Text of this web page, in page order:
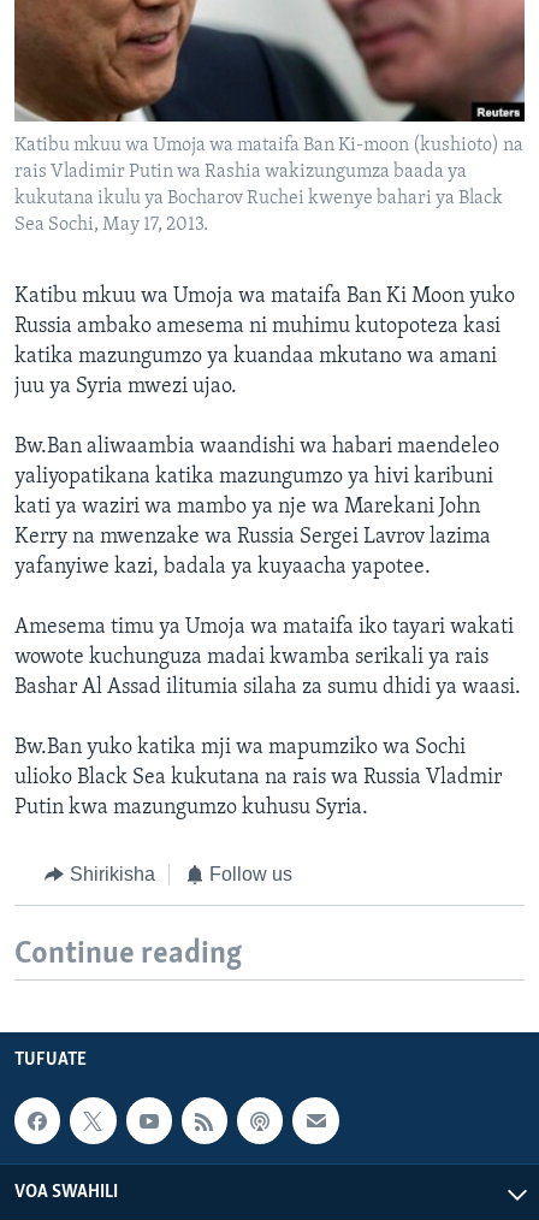
Katibu mkuu wa Umoja wa mataifa Ban Ki-moon (kushioto) na
rais Vladimir Putin wa Rashia wakizungumza baada ya
kukutana ikulu ya Bocharov Ruchei kwenye bahari ya Black
Sea Sochi, May 17, 2013.
Katibu mkuu wa Umoja wa mataifa Ban Ki Moon yuko
Russia ambako amesema ni muhimu kutopoteza kasi
katika mazungumzo ya kuandaa mkutano wa amani
juu ya Syria mwezi ujao.
Bw.Ban aliwaambia waandishi wa habari maendeleo
yaliyopatikana katika mazungumzo ya hivi karibuni
kati ya waziri wa mambo ya nje wa Marekani John
Kerry na mwenzake wa Russia Sergei Lavrov lazima
yafanyiwe kazi, badala ya kuyaacha yapotee.
Amesema timu ya Umoja wa mataifa iko tayari wakati
wowote kuchunguza madai kwamba serikali ya rais
Bashar Al Assad ilitumia silaha za sumu dhidi ya waasi.
Bw.Ban yuko katika mji wa mapumziko wa Sochi
ulioko Black Sea kukutana na rais wa Russia Vladmir
Putin kwa mazungumzo kuhusu Syria.
Shirikisha Follow us
Continue reading
TUFUATE
VOA SWAHILI